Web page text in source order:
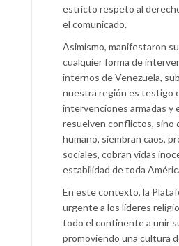
estricto respeto al
el comunicado.
Asimismo, manifestaron
cualquier forma de
internos de Venezuela,
nuestra región es testigo
intervenciones armadas y
resuelven conflictos, sino
humano, siembran caos,
sociales, cobran vidas
estabilidad de toda
En este contexto, la
urgente a los líderes
todo el continente a unir
promoviendo una cultura